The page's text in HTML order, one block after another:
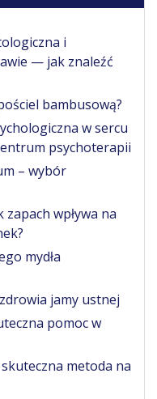
i
— jak znaleźć
bambusową?
w sercu
psychoterapii
– wybór
wpływa na
mydła
jamy ustnej
pomoc w
metoda na